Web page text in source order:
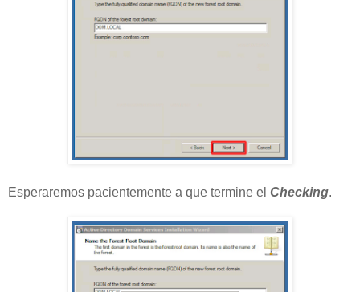
Esperaremos pacientemente a que termine el Checking.